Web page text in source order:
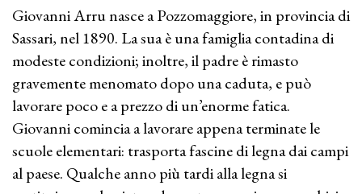
Giovanni Arru nasce a Pozzomaggiore, in provincia di
Sassari, nel 1890. La sua è una famiglia contadina di
modeste condizioni; inoltre, il padre è rimasto
gravemente menomato dopo una caduta, e può
lavorare poco e a prezzo di un’enorme fatica.
Giovanni comincia a lavorare appena terminate le
scuole elementari: trasporta fascine di legna dai campi
al paese. Qualche anno più tardi alla legna si